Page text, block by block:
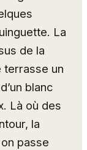
La
de la
terrasse un
blanc
Là où des
la
passe